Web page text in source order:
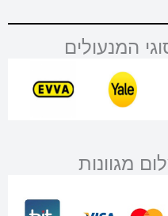
המנעולים
מגוונות